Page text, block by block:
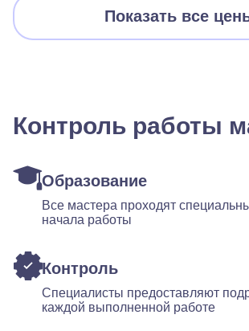
Показать все
Контроль работы
Образование
Все мастера проходят
начала работы
Контроль
Специалисты предоставляют
каждой выполненной работе